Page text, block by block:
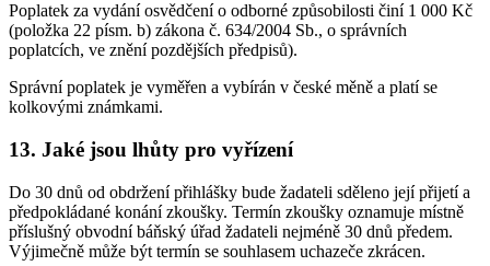
Poplatek za vydání osvědčení o odborné způsobilosti činí 1 000 Kč
(položka 22 písm. b) zákona č. 634/2004 Sb., o správních
poplatcích, ve znění pozdějších předpisů).
Správní poplatek je vyměřen a vybírán v české měně a platí se
kolkovými známkami.
13. Jaké jsou lhůty pro vyřízení
Do 30 dnů od obdržení přihlášky bude žadateli sděleno její přijetí a
předpokládané konání zkoušky. Termín zkoušky oznamuje místně
příslušný obvodní báňský úřad žadateli nejméně 30 dnů předem.
Výjimečně může být termín se souhlasem uchazeče zkrácen.